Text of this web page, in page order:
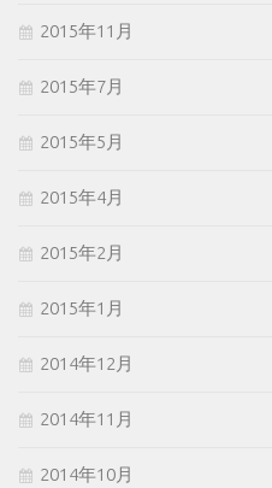
2015年11月
2015年7月
2015年5月
2015年4月
2015年2月
2015年1月
2014年12月
2014年11月
2014年10月